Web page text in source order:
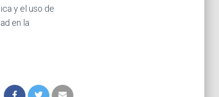
y el uso de
en la